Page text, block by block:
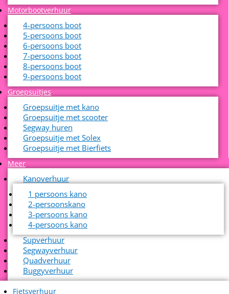
Motorbootverhuur
4-persoons boot
5-persoons boot
6-persoons boot
7-persoons boot
8-persoons boot
9-persoons boot
Groepsuitjes
Groepsuitje met kano
Groepsuitje met scooter
Segway huren
Groepsuitje met Solex
Groepsuitje met Bierfiets
Meer
Kanoverhuur
1 persoons kano
2-persoonskano
3-persoons kano
4-persoons kano
Supverhuur
Segwayverhuur
Quadverhuur
Buggyverhuur
Fietsverhuur